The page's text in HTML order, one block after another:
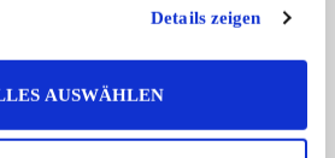
Details zeigen
AUSWÄHLEN